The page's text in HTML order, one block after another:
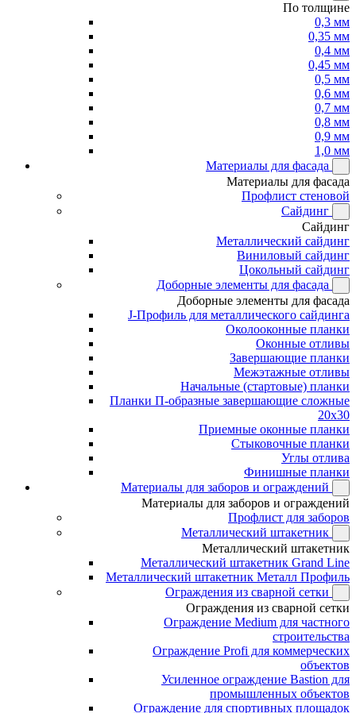
По толщине
0,3 мм
0,35 мм
0,4 мм
0,45 мм
0,5 мм
0,6 мм
0,7 мм
0,8 мм
0,9 мм
1,0 мм
Материалы для фасада
Материалы для фасада
Профлист стеновой
Сайдинг
Сайдинг
Металлический сайдинг
Виниловый сайдинг
Цокольный сайдинг
Доборные элементы для фасада
Доборные элементы для фасада
J-Профиль для металлического сайдинга
Околооконные планки
Оконные отливы
Завершающие планки
Межэтажные отливы
Начальные (стартовые) планки
Планки П-образные завершающие сложные
20x30
Приемные оконные планки
Стыковочные планки
Углы отлива
Финишные планки
Материалы для заборов и ограждений
Материалы для заборов и ограждений
Профлист для заборов
Металлический штакетник
Металлический штакетник
Металлический штакетник Grand Line
Металлический штакетник Металл Профиль
Ограждения из сварной сетки
Ограждения из сварной сетки
Ограждение Medium для частного
строительства
Ограждение Profi для коммерческих
объектов
Усиленное ограждение Bastion для
промышленных объектов
Ограждение для спортивных площадок